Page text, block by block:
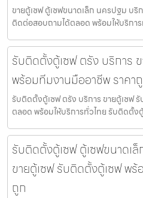
ขายตู้เซฟ ตู้เซฟขนาดเล็ก นครปฐม บริ
ติดต่อสอบถามได้ตลอด พร้อมให้บริกา
รับติดตั้งตู้เซฟ ตรัง บริการ
พร้อมทีมงานมืออาชีพ ราคา
รับติดตั้งตู้เซฟ ตรัง บริการ ขายตู้เซฟ
ตลอด พร้อมให้บริการทั่วไทย รับติดตั้ง
รับติดตั้งตู้เซฟ ตู้เซฟขนาดเ
ขายตู้เซฟ รับติดตั้งตู้เซฟ พ
ถูก